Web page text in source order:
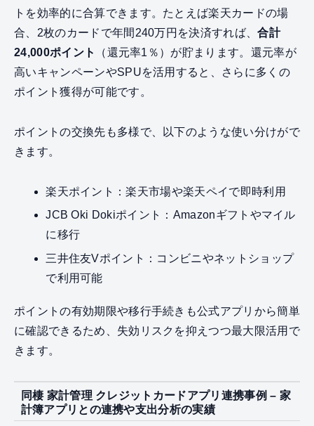
トを効率的に合算できます。たとえば楽天カードの場
合、2枚のカードで年間240万円を決済すれば、合計
24,000ポイント
（還元率1％）が貯まります。還元率が
高いキャンペーンやSPUを活用すると、さらに多くの
ポイント獲得が可能です。
ポイントの交換先も多様で、以下のような使い分けがで
きます。
楽天ポイント：楽天市場や楽天ペイで即時利用
JCB Oki Dokiポイント：Amazonギフトやマイル
に移行
三井住友Vポイント：コンビニやネットショップ
で利用可能
ポイントの有効期限や移行手続きも公式アプリから簡単
に確認できるため、失効リスクを抑えつつ最大限活用で
きます。
同棲 家計管理 クレジットカードアプリ連携事例 – 家
計簿アプリとの連携や支出分析の実績